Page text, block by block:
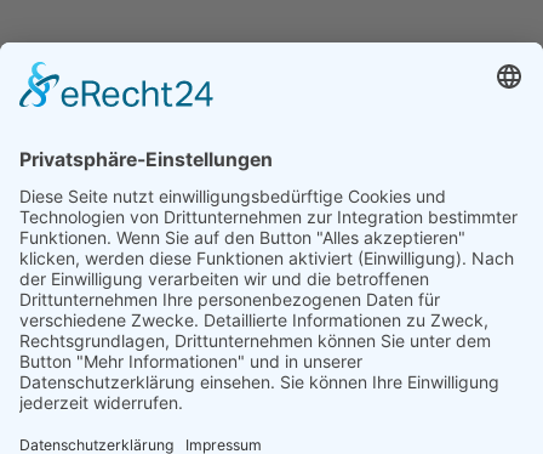
© 2026 Copyright - Hans Pries GmbH & Co. KG
Impressum
AGB